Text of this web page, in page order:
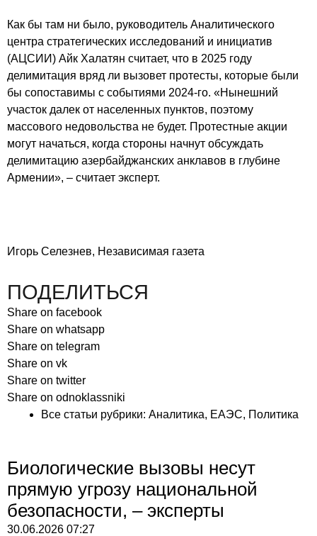
Как бы там ни было, руководитель Аналитического
центра стратегических исследований и инициатив
(АЦСИИ) Айк Халатян считает, что в 2025 году
делимитация вряд ли вызовет протесты, которые были
бы сопоставимы с событиями 2024-го. «Нынешний
участок далек от населенных пунктов, поэтому
массового недовольства не будет. Протестные акции
могут начаться, когда стороны начнут обсуждать
делимитацию азербайджанских анклавов в глубине
Армении», – считает эксперт.
Игорь Селезнев, Независимая газета
ПОДЕЛИТЬСЯ
Share on facebook
Share on whatsapp
Share on telegram
Share on vk
Share on twitter
Share on odnoklassniki
Все статьи рубрики: Аналитика, ЕАЭС, Политика
Биологические вызовы несут
прямую угрозу национальной
безопасности, – эксперты
30.06.2026 07:27